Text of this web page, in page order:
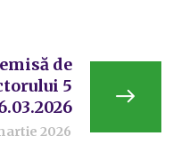
de
5
2026